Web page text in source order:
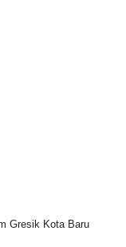
Gresik Kota Baru